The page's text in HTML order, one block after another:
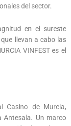
del sector.
en el sureste
llevan a cabo las
VINFEST es el
Casino de Murcia,
Antesala. Un marco